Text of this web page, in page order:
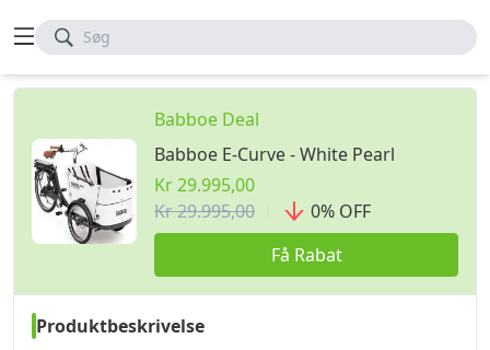
Søg
Babboe Deal
Babboe E-Curve - White Pearl
Kr 29.995,00
Kr 29.995,00
0% OFF
Få Rabat
Produktbeskrivelse